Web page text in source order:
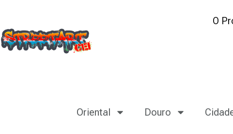
O
Oriental Douro